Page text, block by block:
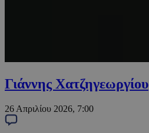
Γιάννης Χατζηγεωργίου
26 Απριλίου 2026, 7:00